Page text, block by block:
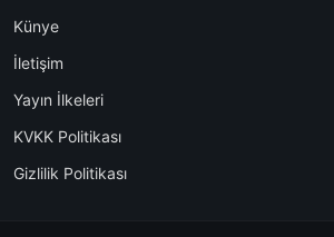
Künye
İletişim
Yayın İlkeleri
KVKK Politikası
Gizlilik Politikası